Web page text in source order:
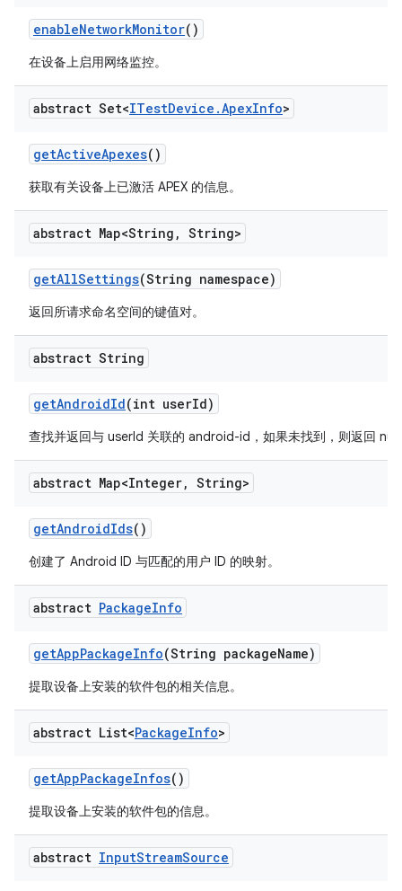
enableNetworkMonitor()
在设备上启用网络监控。
abstract Set<ITestDevice .ApexInfo>
getActiveApexes()
获取有关设备上已激活 APEX 的信息。
abstract Map<String , String>
getAllSettings(String namespace)
返回所请求命名空间的键值对。
abstract String
getAndroidId(int userId)
查找并返回与 userId 关联的 android-id，如果未找到，则返回 null
abstract Map<Integer, String>
getAndroidIds()
创建了 Android ID 与匹配的用户 ID 的映射。
abstract PackageInfo
getAppPackageInfo(String packageName)
提取设备上安装的软件包的相关信息。
abstract List<PackageInfo>
getAppPackageInfos()
提取设备上安装的软件包的信息。
abstract InputStreamSource